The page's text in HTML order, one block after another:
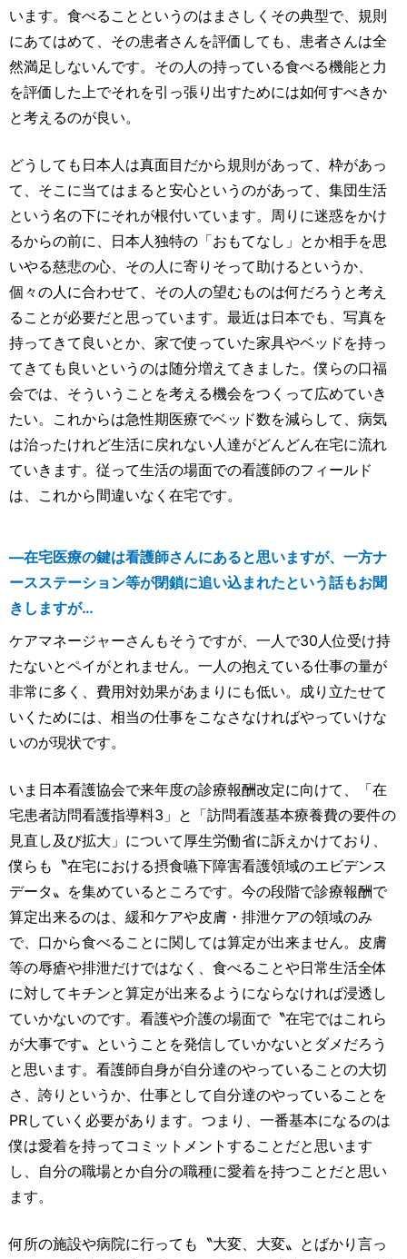
います。食べることというのはまさしくその典型で、規則
にあてはめて、その患者さんを評価しても、患者さんは全
然満足しないんです。その人の持っている食べる機能と力
を評価した上でそれを引っ張り出すためには如何すべきか
と考えるのが良い。
どうしても日本人は真面目だから規則があって、枠があっ
て、そこに当てはまると安心というのがあって、集団生活
という名の下にそれが根付いています。周りに迷惑をかけ
るからの前に、日本人独特の「おもてなし」とか相手を思
いやる慈悲の心、その人に寄りそって助けるというか、
個々の人に合わせて、その人の望むものは何だろうと考え
ることが必要だと思っています。最近は日本でも、写真を
持ってきて良いとか、家で使っていた家具やベッドを持っ
てきても良いというのは随分増えてきました。僕らの口福
会では、そういうことを考える機会をつくって広めていき
たい。これからは急性期医療でベッド数を減らして、病気
は治ったけれど生活に戻れない人達がどんどん在宅に流れ
ていきます。従って生活の場面での看護師のフィールド
は、これから間違いなく在宅です。
―在宅医療の鍵は看護師さんにあると思いますが、一方ナ
ースステーション等が閉鎖に追い込まれたという話もお聞
きしますが…
ケアマネージャーさんもそうですが、一人で30人位受け持
たないとペイがとれません。一人の抱えている仕事の量が
非常に多く、費用対効果があまりにも低い。成り立たせて
いくためには、相当の仕事をこなさなければやっていけな
いのが現状です。
いま日本看護協会で来年度の診療報酬改定に向けて、「在
宅患者訪問看護指導料3」と「訪問看護基本療養費の要件の
見直し及び拡大」について厚生労働省に訴えかけており、
僕らも〝在宅における摂食嚥下障害看護領域のエビデンス
データ〟を集めているところです。今の段階で診療報酬で
算定出来るのは、緩和ケアや皮膚・排泄ケアの領域のみ
で、口から食べることに関しては算定が出来ません。皮膚
等の辱瘡や排泄だけではなく、食べることや日常生活全体
に対してキチンと算定が出来るようにならなければ浸透し
ていかないのです。看護や介護の場面で〝在宅ではこれら
が大事です〟ということを発信していかないとダメだろう
と思います。看護師自身が自分達のやっていることの大切
さ、誇りというか、仕事として自分達のやっていることを
PRしていく必要があります。つまり、一番基本になるのは
僕は愛着を持ってコミットメントすることだと思います
し、自分の職場とか自分の職種に愛着を持つことだと思い
ます。
何所の施設や病院に行っても〝大変、大変〟とばかり言っ